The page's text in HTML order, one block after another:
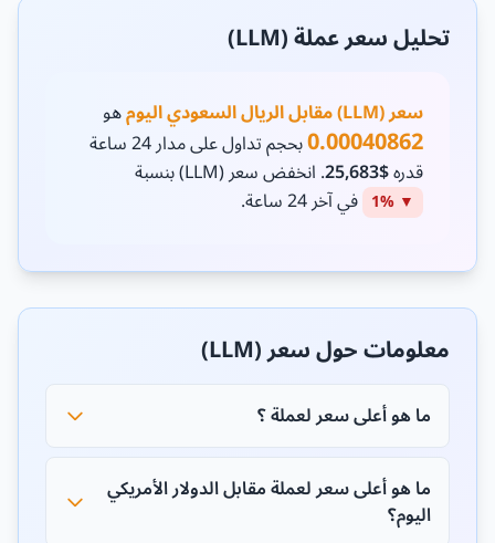
تحليل سعر عملة (LLM)
سعر (LLM) مقابل الريال السعودي اليوم هو
0.00040862 بحجم تداول على مدار 24 ساعة
قدره$25,683 . انخفض سعر (LLM) بنسبة
▼ 1% في آخر 24 ساعة.
معلومات حول سعر (LLM)
ما هو أعلى سعر لعملة ؟
ما هو أعلى سعر لعملة مقابل الدولار الأمريكي
اليوم؟